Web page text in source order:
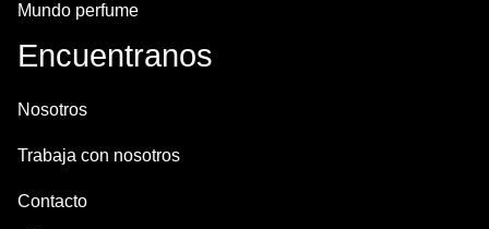
Mundo perfume
Encuentranos
Nosotros
Trabaja con nosotros
Contacto